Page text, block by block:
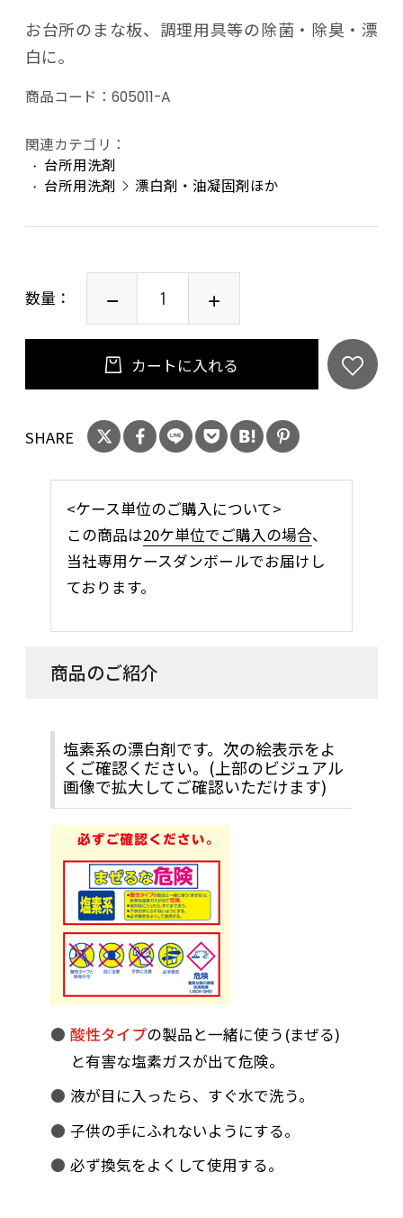
お台所のまな板、調理用具等の除菌・除臭・漂
白に。
商品コード： 605011-A
関連カテゴリ：
台所用洗剤
台所用洗剤
漂白剤・油凝固剤ほか
数量：
カートに入れる
SHARE
<ケース単位のご購入について>
この商品は20ケ単位でご購入の場合、
当社専用ケースダンボールでお届けし
ております。
商品のご紹介
塩素系の漂白剤です。次の絵表示をよ
くご確認ください。(上部のビジュアル
画像で拡大してご確認いただけます)
酸性タイプの製品と一緒に使う(まぜる)
と有害な塩素ガスが出て危険。
液が目に入ったら、すぐ水で洗う。
子供の手にふれないようにする。
必ず換気をよくして使用する。